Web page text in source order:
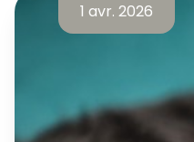
1 avr. 2026